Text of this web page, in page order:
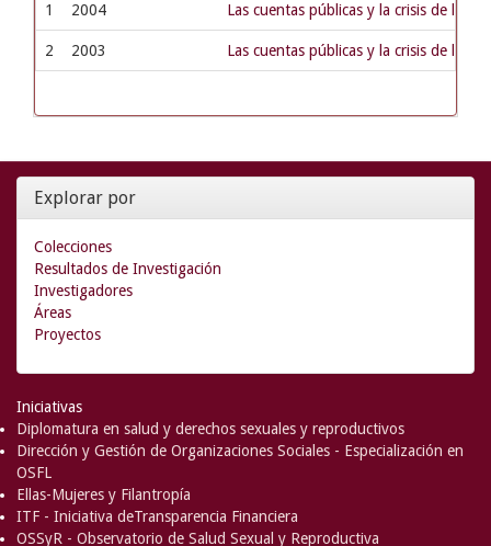
1 2004 Las cuentas públicas y la crisis de la
2 2003 Las cuentas públicas y la crisis de la
Explorar por
Colecciones
Resultados de Investigación
Investigadores
Áreas
Proyectos
Iniciativas
Diplomatura en salud y derechos sexuales y reproductivos
Dirección y Gestión de Organizaciones Sociales - Especialización en
OSFL
Ellas-Mujeres y Filantropía
ITF - Iniciativa deTransparencia Financiera
OSSyR - Observatorio de Salud Sexual y Reproductiva